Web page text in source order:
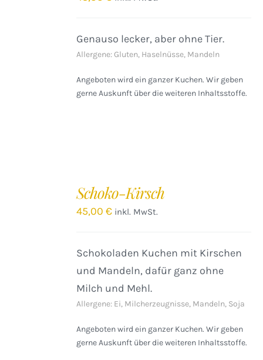
Genauso lecker, aber ohne Tier.
Allergene: Gluten, Haselnüsse, Mandeln
Angeboten wird ein ganzer Kuchen. Wir geben
gerne Auskunft über die weiteren Inhaltsstoffe.
Schoko-Kirsch
45,00€ inkl. MwSt.
Schokoladen Kuchen mit Kirschen
und Mandeln, dafür ganz ohne
Milch und Mehl.
Allergene: Ei, Milcherzeugnisse, Mandeln, Soja
Angeboten wird ein ganzer Kuchen. Wir geben
gerne Auskunft über die weiteren Inhaltsstoffe.